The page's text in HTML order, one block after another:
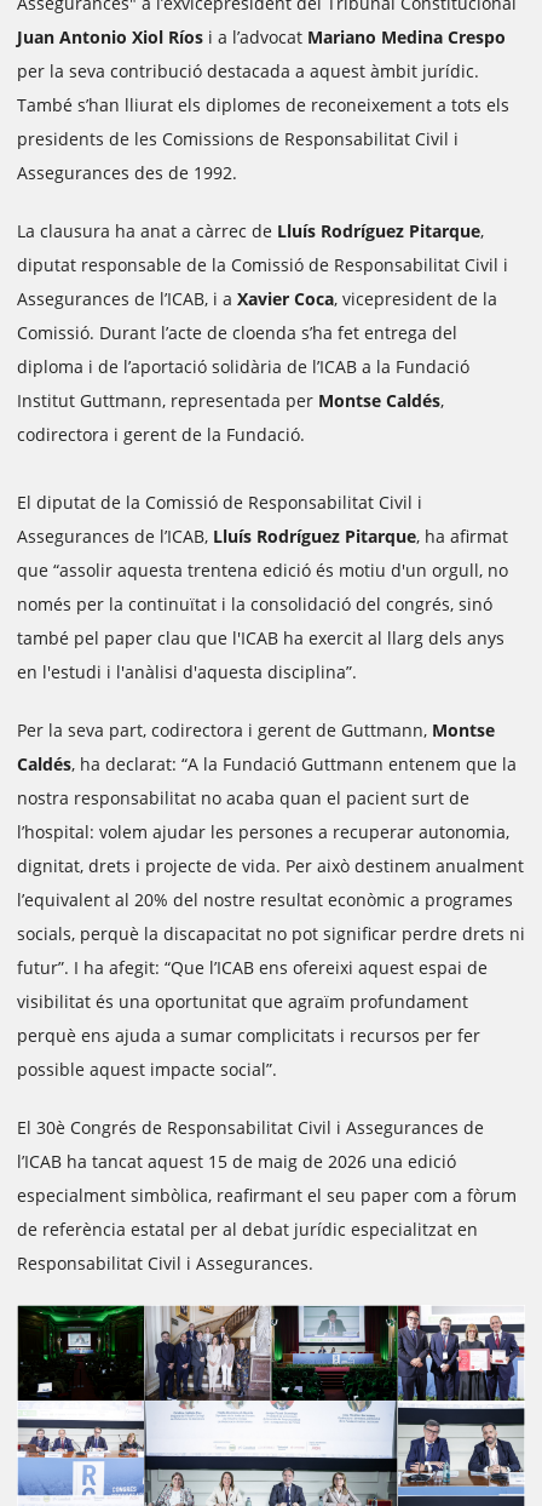
Juan Antonio Xiol Ríos i a l’advocat Mariano Medina Crespo
per la seva contribució destacada a aquest àmbit jurídic.
També s’han lliurat els diplomes de reconeixement a tots els
presidents de les Comissions de Responsabilitat Civil i
Assegurances des de 1992.
La clausura ha anat a càrrec de Lluís Rodríguez Pitarque,
diputat responsable de la Comissió de Responsabilitat Civil i
Assegurances de l’ICAB, i a Xavier Coca, vicepresident de la
Comissió. Durant l’acte de cloenda s’ha fet entrega del
diploma i de l’aportació solidària de l’ICAB a la Fundació
Institut Guttmann, representada per Montse Caldés,
codirectora i gerent de la Fundació.
El diputat de la Comissió de Responsabilitat Civil i
Assegurances de l’ICAB, Lluís Rodríguez Pitarque, ha afirmat
que “assolir aquesta trentena edició és motiu d'un orgull, no
només per la continuïtat i la consolidació del congrés, sinó
també pel paper clau que l'ICAB ha exercit al llarg dels anys
en l'estudi i l'anàlisi d'aquesta disciplina”.
Per la seva part, codirectora i gerent de Guttmann, Montse
Caldés, ha declarat: “A la Fundació Guttmann entenem que la
nostra responsabilitat no acaba quan el pacient surt de
l’hospital: volem ajudar les persones a recuperar autonomia,
dignitat, drets i projecte de vida. Per això destinem anualment
l’equivalent al 20% del nostre resultat econòmic a programes
socials, perquè la discapacitat no pot significar perdre drets ni
futur”. I ha afegit: “Que l’ICAB ens ofereixi aquest espai de
visibilitat és una oportunitat que agraïm profundament
perquè ens ajuda a sumar complicitats i recursos per fer
possible aquest impacte social”.
El 30è Congrés de Responsabilitat Civil i Assegurances de
l’ICAB ha tancat aquest 15 de maig de 2026 una edició
especialment simbòlica, reafirmant el seu paper com a fòrum
de referència estatal per al debat jurídic especialitzat en
Responsabilitat Civil i Assegurances.